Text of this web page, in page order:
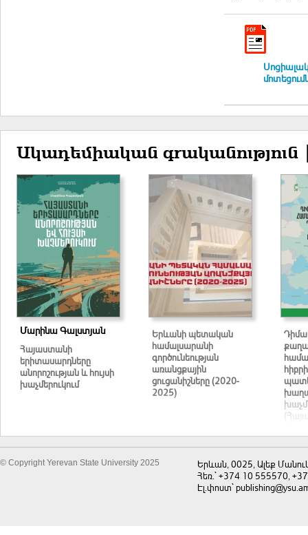
Ակադեմիական
Մարինա Գալստյան
Հայաստանի
երիտասարդները
անորոշության և հույսի
խաչմերուկում
Երևանի պետական
համալսարանի
գործունեության
առանցքային
ցուցանիշները (2020-
2025)
© Copyright Yerevan State University 2025
Երևան, 0025, Ալեք
Հեռ.` +374 10 555570,
Էլ.փոստ`